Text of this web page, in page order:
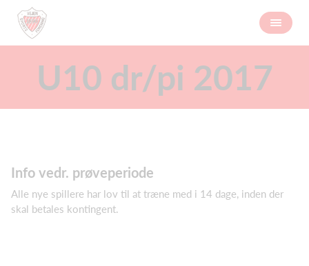
U10 dr/pi 2017
Info vedr. prøveperiode
Alle nye spillere har lov til at træne med i 14 dage, inden der
skal betales kontingent.